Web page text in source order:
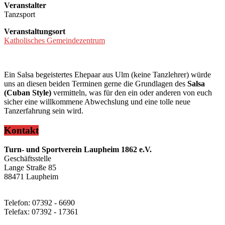
Veranstalter
Tanzsport
Veranstaltungsort
Katholisches Gemeindezentrum
Ein Salsa begeistertes Ehepaar aus Ulm (keine Tanzlehrer) würde
uns an diesen beiden Terminen gerne die Grundlagen des Salsa
(Cuban Style) vermitteln, was für den ein oder anderen von euch
sicher eine willkommene Abwechslung und eine tolle neue
Tanzerfahrung sein wird.
Kontakt
Turn- und Sportverein Laupheim 1862 e.V.
Geschäftsstelle
Lange Straße 85
88471 Laupheim
Telefon: 07392 - 6690
Telefax: 07392 - 17361